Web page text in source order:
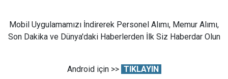
Mobil Uygulamamızı İndirerek Personel Alımı, Memur Alımı,
Son Dakika ve Dünya'daki Haberlerden İlk Siz Haberdar Olun
Android için >> TIKLAYIN